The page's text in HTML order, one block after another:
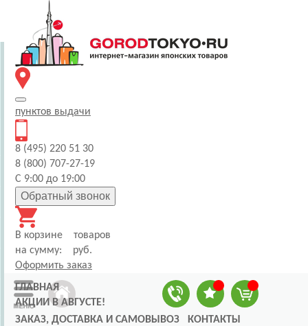
пунктов выдачи
8 (495) 220 51 30
8 (800) 707-27-19
С 9:00 до 19:00
Обратный звонок
В корзине
товаров
на сумму:
руб.
Оформить заказ
ГЛАВНАЯ
АКЦИИ В АВГУСТЕ!
ЗАКАЗ, ДОСТАВКА И САМОВЫВОЗ
КОНТАКТЫ